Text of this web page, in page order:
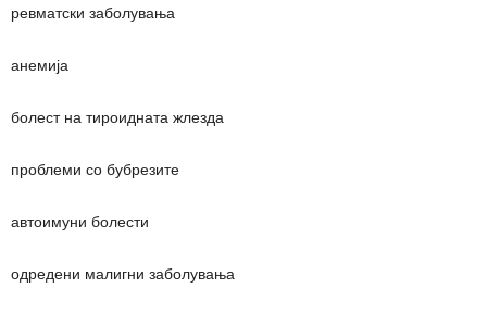
ревматски заболувања
анемија
болест на тироидната жлезда
проблеми со бубрезите
автоимуни болести
одредени малигни заболувања